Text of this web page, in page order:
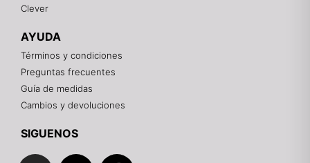
Clever
AYUDA
Términos y condiciones
Preguntas frecuentes
Guía de medidas
Cambios y devoluciones
SIGUENOS
Recuerda: 10% de descuento en tu primera compra
Contáctanos por el canal que prefieras 💕
WhatsApp
Instagram